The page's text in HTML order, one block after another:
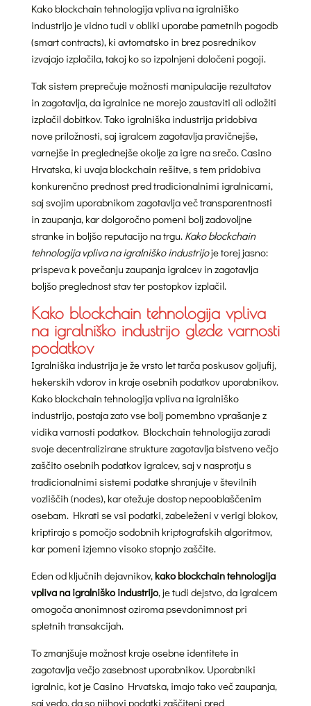
Kako blockchain tehnologija vpliva na igralniško
industrijo je vidno tudi v obliki uporabe pametnih pogodb
(smart contracts), ki avtomatsko in brez posrednikov
izvajajo izplačila, takoj ko so izpolnjeni določeni pogoji.
Tak sistem preprečuje možnosti manipulacije rezultatov
in zagotavlja, da igralnice ne morejo zaustaviti ali odložiti
izplačil dobitkov. Tako igralniška industrija pridobiva
nove priložnosti, saj igralcem zagotavlja pravičnejše,
varnejše in preglednejše okolje za igre na srečo. Casino
Hrvatska, ki uvaja blockchain rešitve, s tem pridobiva
konkurenčno prednost pred tradicionalnimi igralnicami,
saj svojim uporabnikom zagotavlja več transparentnosti
in zaupanja, kar dolgoročno pomeni bolj zadovoljne
stranke in boljšo reputacijo na trgu. Kako blockchain
tehnologija vpliva na igralniško industrijoje torej jasno:
prispeva k povečanju zaupanja igralcev in zagotavlja
boljšo preglednost stav ter postopkov izplačil.
Kako blockchain tehnologija vpliva
na igralniško industrijo glede varnosti
podatkov
Igralniška industrija je že vrsto let tarča poskusov goljufij,
hekerskih vdorov in kraje osebnih podatkov uporabnikov.
Kako blockchain tehnologija vpliva na igralniško
industrijo, postaja zato vse bolj pomembno vprašanje z
vidika varnosti podatkov. Blockchain tehnologija zaradi
svoje decentralizirane strukture zagotavlja bistveno večjo
zaščito osebnih podatkov igralcev, saj v nasprotju s
tradicionalnimi sistemi podatke shranjuje v številnih
vozliščih (nodes), kar otežuje dostop nepooblaščenim
osebam. Hkrati se vsi podatki, zabeleženi v verigi blokov,
kriptirajo s pomočjo sodobnih kriptografskih algoritmov,
kar pomeni izjemno visoko stopnjo zaščite.
Eden od ključnih dejavnikov, kako blockchain tehnologija
vpliva na igralniško industrijo, je tudi dejstvo, da igralcem
omogoča anonimnost oziroma psevdonimnost pri
spletnih transakcijah.
To zmanjšuje možnost kraje osebne identitete in
zagotavlja večjo zasebnost uporabnikov. Uporabniki
igralnic, kot je Casino Hrvatska, imajo tako več zaupanja,
saj vedo, da so njihovi podatki zaščiteni pred